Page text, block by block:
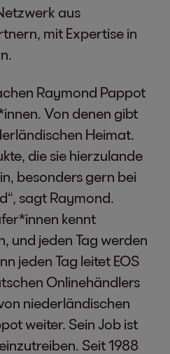
aus
mit Expertise in
Raymond Pappot
Von denen gibt
Heimat.
die sie hierzulande
besonders gern bei
sagt Raymond.
kennt
und jeden Tag werden
jeden Tag leitet EOS
Onlinehändlers
niederländischen
weiter. Sein Job ist
Seit 1988